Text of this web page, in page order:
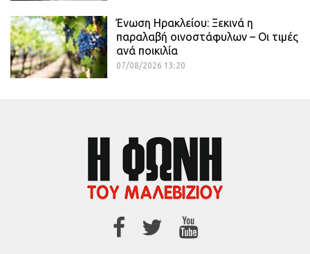
Ένωση Ηρακλείου: Ξεκινά η
παραλαβή οινοστάφυλων – Οι τιμές
ανά ποικιλία
07/08/2026 13:20